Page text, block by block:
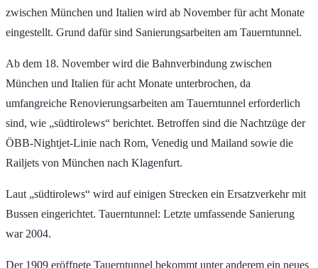
zwischen München und Italien wird ab November für acht Monate
eingestellt. Grund dafür sind Sanierungsarbeiten am Tauerntunnel.
Ab dem 18. November wird die Bahnverbindung zwischen
München und Italien für acht Monate unterbrochen, da
umfangreiche Renovierungsarbeiten am Tauerntunnel erforderlich
sind, wie „südtirolews“ berichtet. Betroffen sind die Nachtzüge der
ÖBB-Nightjet-Linie nach Rom, Venedig und Mailand sowie die
Railjets von München nach Klagenfurt.
Laut „südtirolews“ wird auf einigen Strecken ein Ersatzverkehr mit
Bussen eingerichtet. Tauerntunnel: Letzte umfassende Sanierung
war 2004.
Der 1909 eröffnete Tauerntunnel bekommt unter anderem ein neues